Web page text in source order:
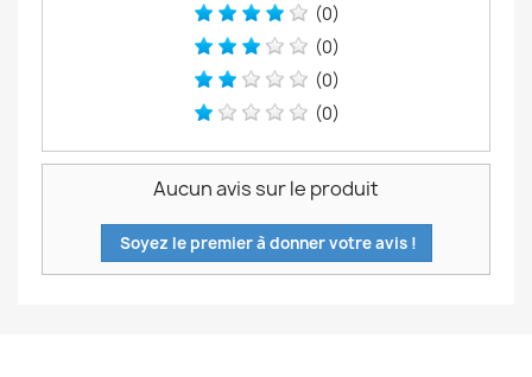
(0)
(0)
(0)
(0)
Aucun avis sur le produit
Soyez le premier à donner votre avis !